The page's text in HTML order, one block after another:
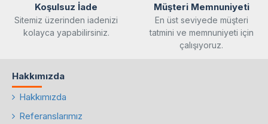
Koşulsuz İade
Sitemiz üzerinden iadenizi
kolayca yapabilirsiniz.
Müşteri Memnuniyeti
En üst seviyede müşteri
tatmini ve memnuniyeti için
çalışıyoruz.
Hakkımızda
Hakkımızda
Referanslarımız